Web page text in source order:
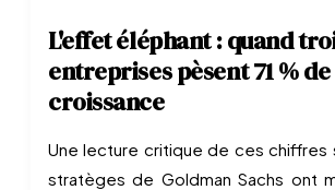
L'effet éléphant : quand
entreprises pèsent 71 %
croissance
Une lecture critique de ces chiffres
stratèges de Goldman Sachs ont